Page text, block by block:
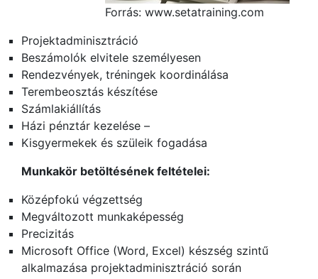
Forrás: www.setatraining.com
Projektadminisztráció
Beszámolók elvitele személyesen
Rendezvények, tréningek koordinálása
Terembeosztás készítése
Számlakiállítás
Házi pénztár kezelése –
Kisgyermekek és szüleik fogadása
Munkakör betöltésének feltételei:
Középfokú végzettség
Megváltozott munkaképesség
Precizitás
Microsoft Office (Word, Excel) készség szintű
alkalmazása projektadminisztráció során